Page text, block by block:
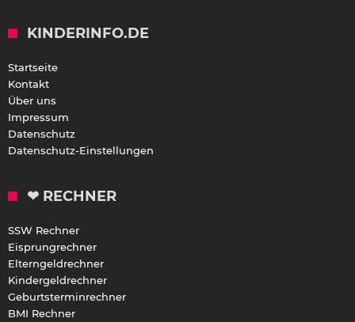
KINDERINFO.DE
Startseite
Kontakt
Über uns
Impressum
Datenschutz
Datenschutz-Einstellungen
❤ RECHNER
SSW Rechner
Eisprungrechner
Elterngeldrechner
Kindergeldrechner
Geburtsterminrechner
BMI Rechner